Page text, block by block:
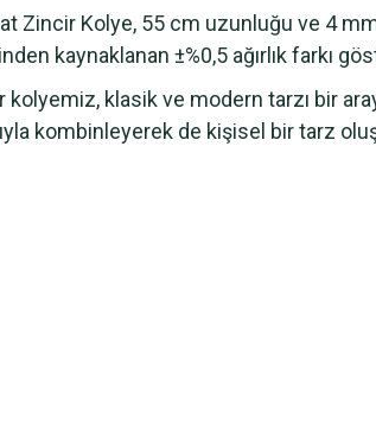
Zincir Kolye, 55 cm uzunluğu ve 4
kaynaklanan ±%0,5 ağırlık farkı
klasik ve modern tarzı bir
kombinleyerek de kişisel bir tarz